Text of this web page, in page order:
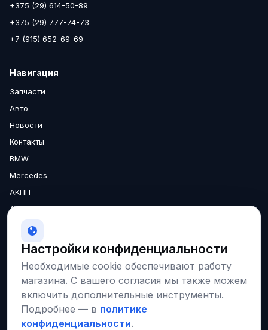
+375 (29) 614-50-89
+375 (29) 777-74-73
+7 (915) 652-69-69
Навигация
Запчасти
Авто
Новости
Контакты
BMW
Mercedes
АКПП
Аксессуары
Двигатели
МКПП
Гарантия
Соцсети и площадки
Настройки конфиденциальности
Необходимые cookie обеспечивают работу
магазина. С вашего согласия мы также можем
включить дополнительные инструменты.
Подробнее — в политике
конфиденциальности.